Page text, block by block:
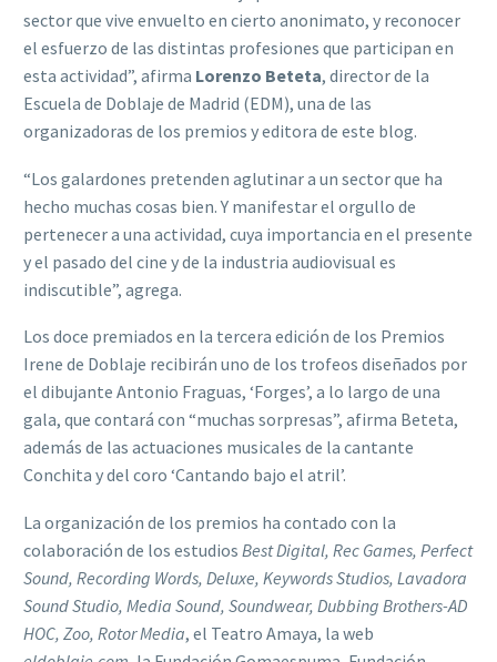
sector que vive envuelto en cierto anonimato, y reconocer
el esfuerzo de las distintas profesiones que participan en
esta actividad”, afirma Lorenzo Beteta, director de la
Escuela de Doblaje de Madrid (EDM), una de las
organizadoras de los premios y editora de este blog.
“Los galardones pretenden aglutinar a un sector que ha
hecho muchas cosas bien. Y manifestar el orgullo de
pertenecer a una actividad, cuya importancia en el presente
y el pasado del cine y de la industria audiovisual es
indiscutible”, agrega.
Los doce premiados en la tercera edición de los Premios
Irene de Doblaje recibirán uno de los trofeos diseñados por
el dibujante Antonio Fraguas, ‘Forges’, a lo largo de una
gala, que contará con “muchas sorpresas”, afirma Beteta,
además de las actuaciones musicales de la cantante
Conchita y del coro ‘Cantando bajo el atril’.
La organización de los premios ha contado con la
colaboración de los estudios Best Digital, Rec Games, Perfect
Sound, Recording Words, Deluxe, Keywords Studios, Lavadora
Sound Studio, Media Sound, Soundwear, Dubbing Brothers-AD
HOC, Zoo, Rotor Media, el Teatro Amaya, la web